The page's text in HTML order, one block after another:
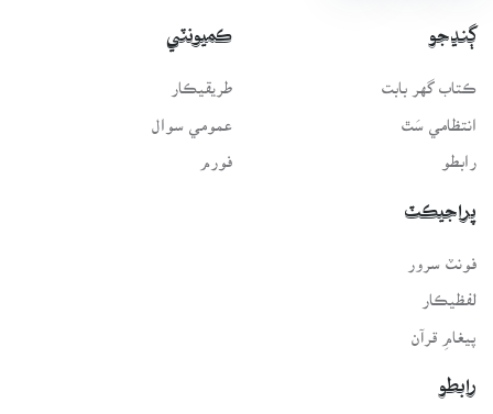
ڳنڍجو
ڪتاب گهر بابت
انتظامي سَٿ
رابطو
ڪميونٽي
طريقيڪار
عمومي سوال
فورم
پراجيڪٽ
لفظيڪار
پيغامِ قرآن
رابطو